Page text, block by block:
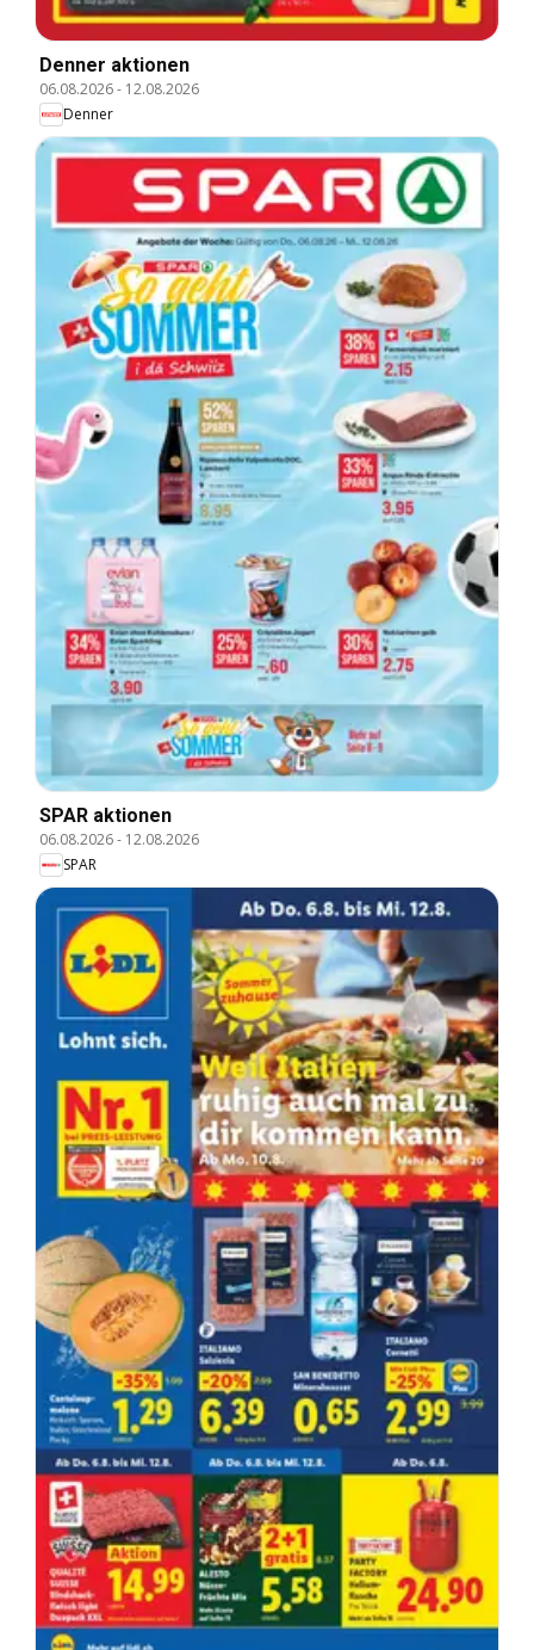
Denner aktionen
06.08.2026- 12.08.2026
Denner
SPAR aktionen
06.08.2026- 12.08.2026
SPAR